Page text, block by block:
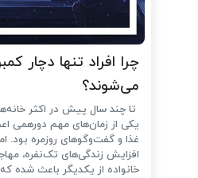
چرا افراد تنها دچار
می‌شوند؟
تا چند سال پیش در اکثر
یکی از زمان‌های مهم دورهمی
غذا و گفت‌وگوهای روزمره بود.
افزایش زندگی‌های تک‌نفره،
خانواده از یکدیگر باعث شده که